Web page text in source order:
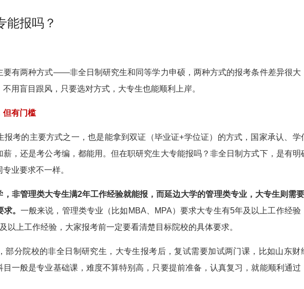
能报吗？
有两种方式——非全日制研究生和同等学力申硕，两种方式的报考条件差异很大
用盲目跟风，只要选对方式，大专生也能顺利上岸。
但有门槛
的主要方式之一，也是能拿到双证（毕业证+学位证）的方式，国家承认、学
，还是考公考编，都能用。但在职研究生大专能报吗？非全日制方式下，是有明
业要求不一样。
管理类大专生满2年工作经验就能报，而延边大学的管理类专业，大专生则需
。 一般来说，管理类专业（比如MBA、MPA）要求大专生有5年及以上工作经验
以上工作经验，大家报考前一定要看清楚目标院校的具体要求。
分院校的非全日制研究生，大专生报考后，复试需要加试两门课，比如山东财
一般是专业基础课，难度不算特别高，只要提前准备，认真复习，就能顺利通过